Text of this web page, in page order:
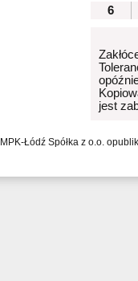
6
jest
Łódź Spółka z o.o.